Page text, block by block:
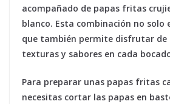
acompañado de papas fritas
blanco. Esta combinación no solo
que también permite disfrutar de
texturas y sabores en cada
Para preparar unas papas fritas
necesitas cortar las papas en